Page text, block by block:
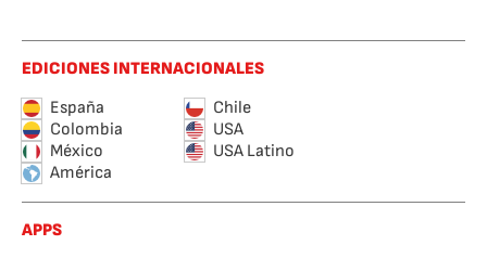
EDICIONES INTERNACIONALES
España
Chile
Colombia
USA
México
USA Latino
América
APPS